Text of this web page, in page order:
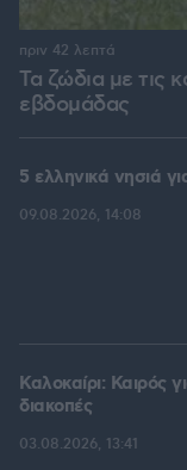
Τα ζώδια με τις
εβδομάδας
πριν 42 λεπτά
5 ελληνικά νησιά
09.08.2026, 14:08
Καλοκαίρι: Καιρός
διακοπές
03.08.2026, 13:41